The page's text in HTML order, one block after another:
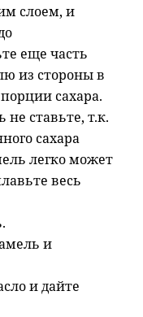
слоем, и
еще часть
из стороны в
сахара.
ставьте, т.к.
сахара
легко может
весь
и
и дайте